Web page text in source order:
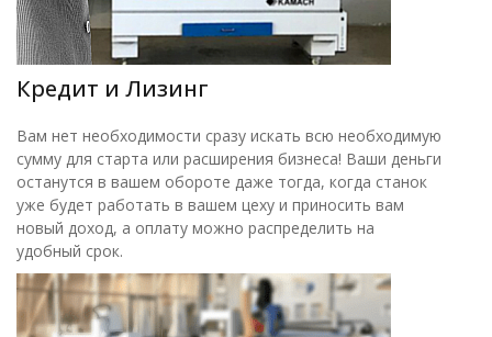
Кредит и Лизинг
Вам нет необходимости сразу искать всю необходимую
сумму для старта или расширения бизнеса! Ваши деньги
останутся в вашем обороте даже тогда, когда станок
уже будет работать в вашем цеху и приносить вам
новый доход, а оплату можно распределить на
удобный срок.